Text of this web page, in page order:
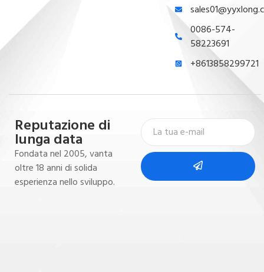
0086-574-
58223691
+8613858299721
Reputazione di
lunga data
Fondata nel 2005, vanta
oltre 18 anni di solida
esperienza nello sviluppo.